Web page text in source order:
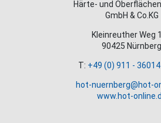
Härte- und
GmbH & Co.KG
Kleinreuther Weg
90425 Nürnberg
T: +49 (0) 911 -
hot-nuernberg@hot-
www.hot-